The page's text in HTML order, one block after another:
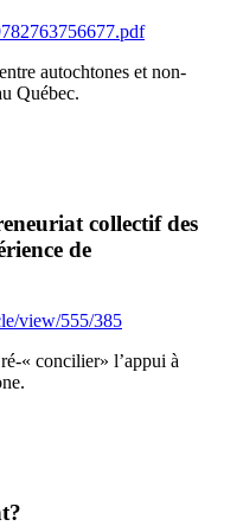
autochtones et non-
Québec.
collectif des
de
view/555/385
« concilier» l’appui à